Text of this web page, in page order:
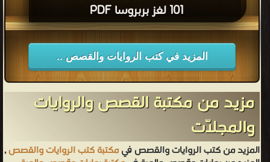
101 لغز بربروسا PDF
المزيد في كتب الروايات والقصص ..
مزيد من مكتبة القصص والروايات
والمجلّات
المزيد من كتب الروايات والقصص فيمكتبة كتب الروايات والقصص,